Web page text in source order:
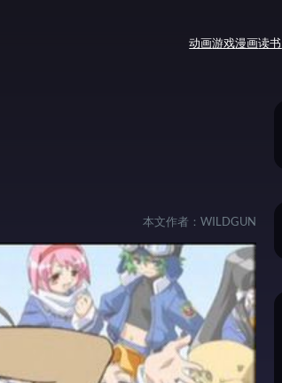
动画游戏漫画读书
本文作者： WILDGUN